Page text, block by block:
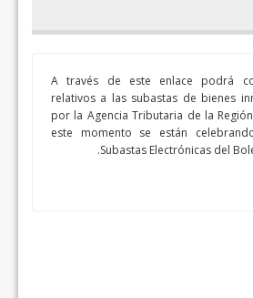
A través de este enlace podrá
relativos a las subastas de bienes
por la Agencia Tributaria de la
este momento se están
Subastas Electrónicas del